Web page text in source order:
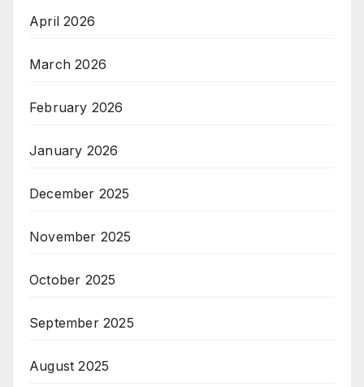
April 2026
March 2026
February 2026
January 2026
December 2025
November 2025
October 2025
September 2025
August 2025